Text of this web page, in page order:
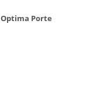
Optima Porte